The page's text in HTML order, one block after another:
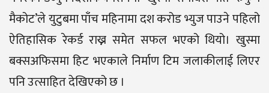
मैकोट’ले युटुबमा पाँच महिनामा दश करोड भ्युज पाउने पहिलो
ऐतिहासिक रेकर्ड राख्न समेत सफल भएको थियो। खुस्मा
बक्सअफिसमा हिट भएकाले निर्माण टिम जलाकीलाई लिएर
पनि उत्साहित देखिएको छ ।